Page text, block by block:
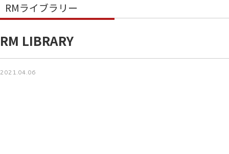
RMライブラリー
RM LIBRARY
2021.04.06